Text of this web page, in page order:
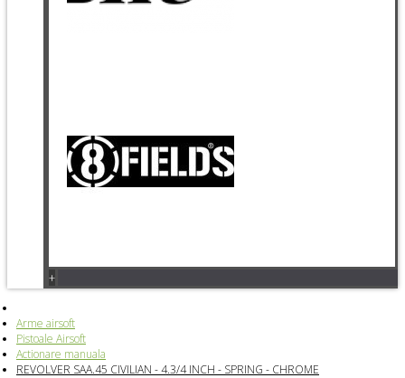
+
Arme airsoft
Pistoale Airsoft
Actionare manuala
REVOLVER SAA.45 CIVILIAN - 4.3/4 INCH - SPRING - CHROME